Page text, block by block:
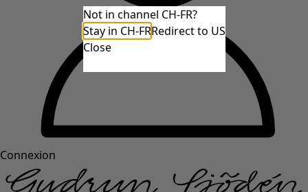
Connexion
Not in channel CH-FR?
Stay in CH-FRRedirect to US
Close